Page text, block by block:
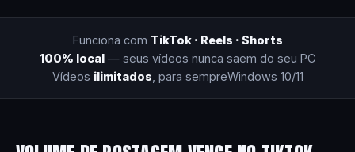
Funciona com TikTok · Reels · Shorts
100% local — seus vídeos nunca saem do seu PC
Vídeos ilimitados , para sempreWindows 10/11